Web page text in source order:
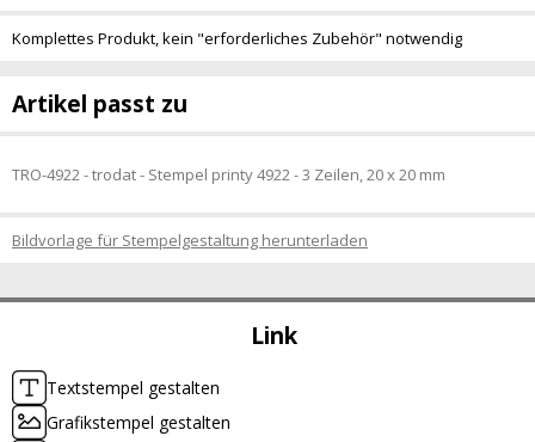
Link
Textstempel gestalten
Grafikstempel gestalten
Komplettes Produkt, kein "erforderliches Zubehör" notwendig
Artikel passt zu
TRO-4922 - trodat - Stempel printy 4922 - 3 Zeilen, 20 x 20 mm
Bildvorlage für Stempelgestaltung herunterladen